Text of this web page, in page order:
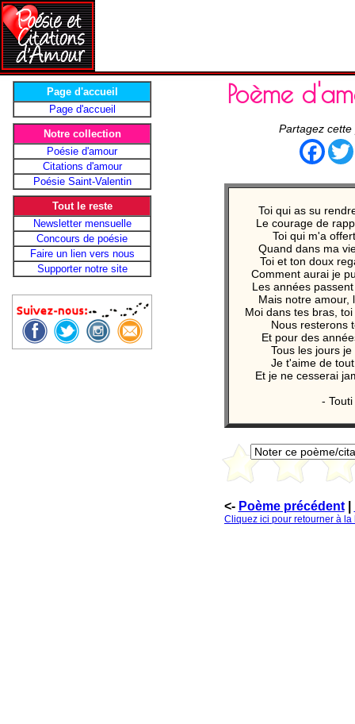
Page d'accueil
Page d'accueil
Notre collection
Poésie d'amour
Citations d'amour
Poésie Saint-Valentin
Tout le reste
Newsletter mensuelle
Concours de poésie
Faire un lien vers nous
Supporter notre site
Poème
Partagez
Toi qui as su
Le courage de
Toi qui m'a
Quand dans ma
Toi et ton doux
Comment aurai je
Les années
Mais notre amour,
Moi dans tes bras,
Nous resterons
Et pour des
Tous les jours
Je t'aime de
Et je ne cesserai
- Touti
<- Poème précédent|
Cliquez ici pour retourner à